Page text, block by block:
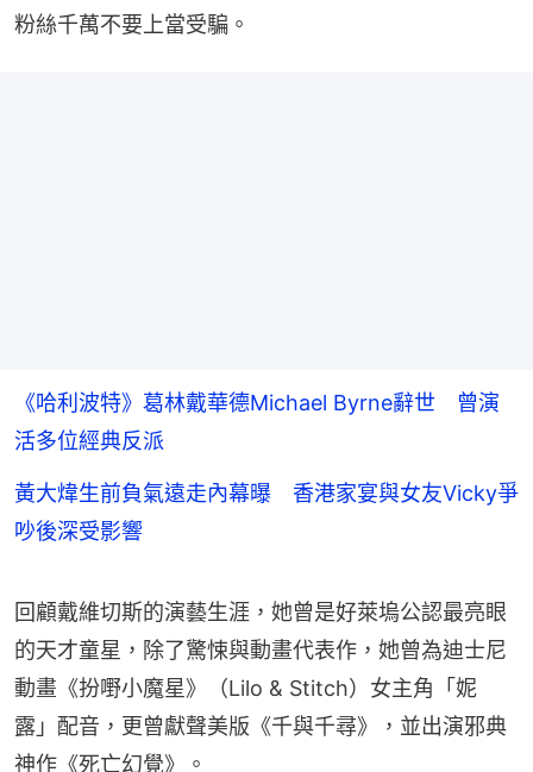
粉絲千萬不要上當受騙。
《哈利波特》葛林戴華德Michael Byrne辭世 曾演
活多位經典反派
黃大煒生前負氣遠走內幕曝 香港家宴與女友Vicky爭
吵後深受影響
回顧戴維切斯的演藝生涯，她曾是好萊塢公認最亮眼
的天才童星，除了驚悚與動畫代表作，她曾為迪士尼
動畫《扮嘢小魔星》（Lilo & Stitch）女主角「妮
露」配音，更曾獻聲美版《千與千尋》，並出演邪典
神作《死亡幻覺》。